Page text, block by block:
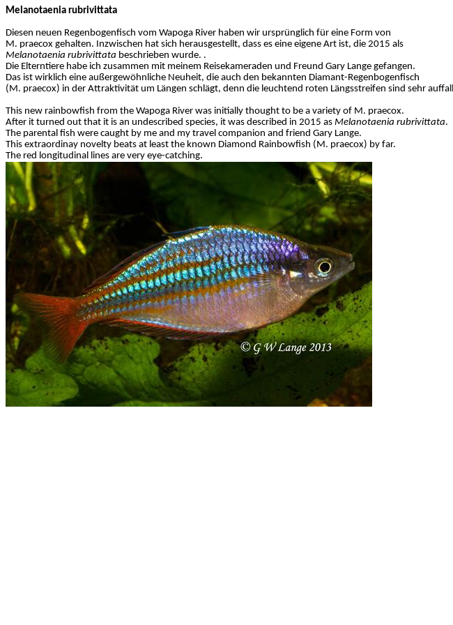
Melanotaenia rubrivittata
Diesen neuen Regenbogenfisch vom Wapoga River haben wir ursprünglich für eine Form von
M. praecox gehalten. Inzwischen hat sich herausgestellt, dass es eine eigene Art ist, die 2015 als
Melanotaenia rubrivittata beschrieben wurde. .
Die Elterntiere habe ich zusammen mit meinem Reisekameraden und Freund Gary Lange gefangen.
Das ist wirklich eine außergewöhnliche Neuheit, die auch den bekannten Diamant-Regenbogenfisch
(M. praecox) in der Attraktivität um Längen schlägt, denn die leuchtend roten Längsstreifen sind sehr
This new rainbowfish from the Wapoga River was initially thought to be a variety of M. praecox.
After it turned out that it is an undescribed species, it was described in 2015 as Melanotaenia rubrivittata.
The parental fish were caught by me and my travel companion and friend Gary Lange.
This extraordinay novelty beats at least the known Diamond Rainbowfish (M. praecox) by far.
The red longitudinal lines are very eye-catching.